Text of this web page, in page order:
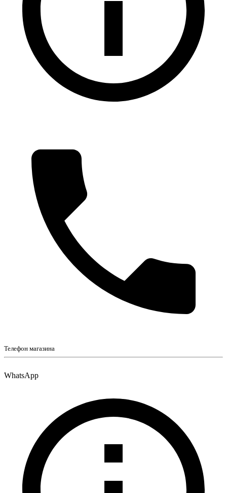
Телефон магазина
WhatsApp